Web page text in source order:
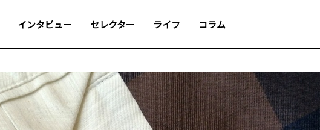
インタビュー セレクター ライフ コラム